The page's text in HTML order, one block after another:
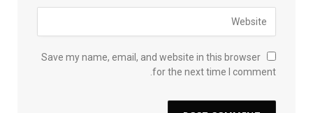
Save my name, email, and website in this browser
for the next time I comment.